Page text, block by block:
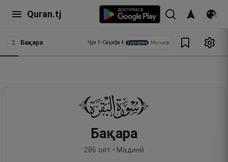
Quran.tj
2 Бақара Ҷуз 1 •Саҳифа 4 Тарҷума Мусҳаф
Бақара
286 оят • Мадинӣ